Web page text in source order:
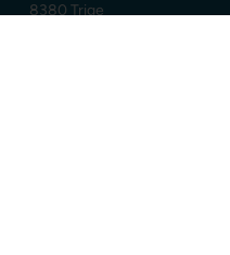
8380 Trige